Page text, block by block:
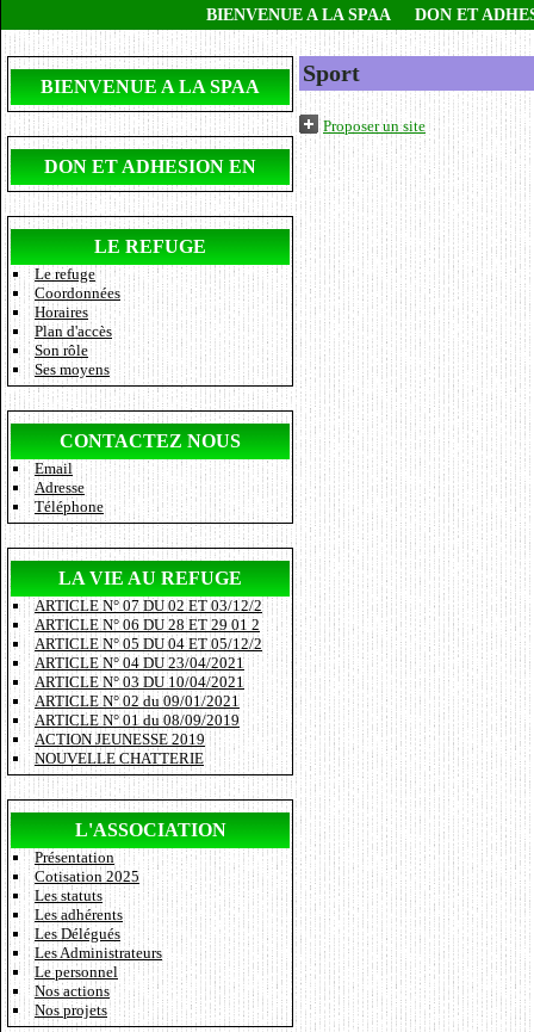
BIENVENUE A LA SPAA DON ET
BIENVENUE A LA SPAA
DON ET ADHESION EN
LIGNE
LE REFUGE
Le refuge
Coordonnées
Horaires
Plan d'accès
Son rôle
Ses moyens
CONTACTEZ NOUS
Email
Adresse
Téléphone
LA VIE AU REFUGE
ARTICLE N° 07 DU 02 ET 03/12/2
ARTICLE N° 06 DU 28 ET 29 01 2
ARTICLE N° 05 DU 04 ET 05/12/2
ARTICLE N° 04 DU 23/04/2021
ARTICLE N° 03 DU 10/04/2021
ARTICLE N° 02 du 09/01/2021
ARTICLE N° 01 du 08/09/2019
ACTION JEUNESSE 2019
NOUVELLE CHATTERIE
L'ASSOCIATION
Présentation
Cotisation 2025
Les statuts
Les adhérents
Les Délégués
Les Administrateurs
Le personnel
Nos actions
Nos projets
Sport
Proposer un site